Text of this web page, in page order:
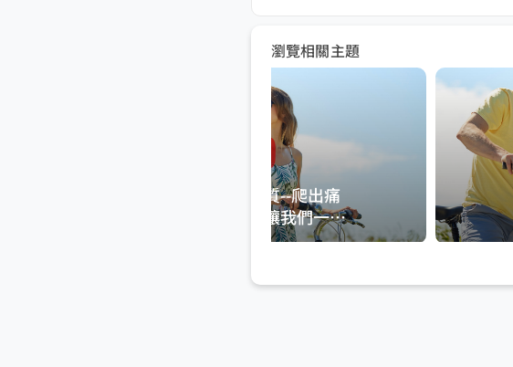
瀏覽相關主題
戒斷吸引渣男體質--爬出痛
苦愛情的泥坑，讓我們一起